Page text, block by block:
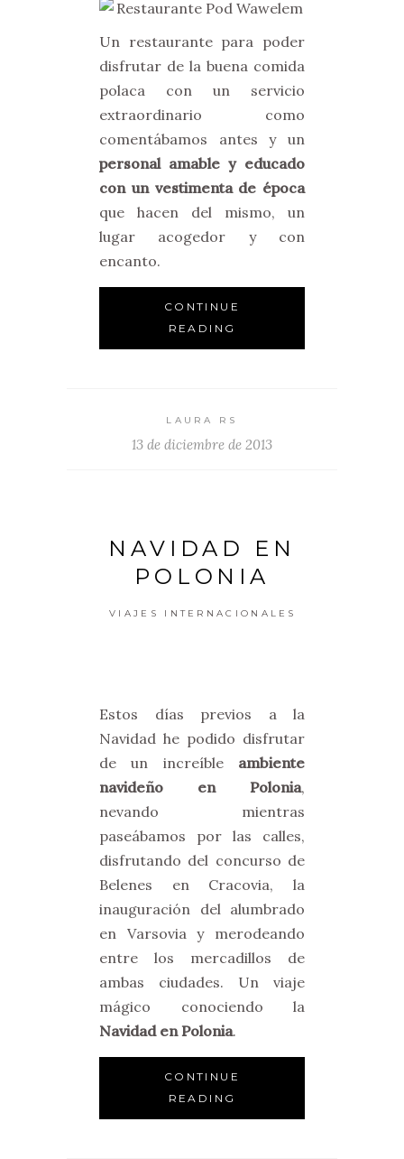
Un restaurante para poder
disfrutar de la buena comida
polaca con un servicio
extraordinario como
comentábamos antes y un
personal amable y educado
con un vestimenta de época
que hacen del mismo, un
lugar acogedor y con
encanto.
CONTINUE
READING
LAURA RS
13 de diciembre de 2013
NAVIDAD EN
POLONIA
VIAJES INTERNACIONALES
Estos días previos a la
Navidad he podido disfrutar
de un increíble ambiente
navideño en Polonia,
nevando mientras
paseábamos por las calles,
disfrutando del concurso de
Belenes en Cracovia, la
inauguración del alumbrado
en Varsovia y merodeando
entre los mercadillos de
ambas ciudades. Un viaje
mágico conociendo la
Navidad en Polonia.
CONTINUE
READING